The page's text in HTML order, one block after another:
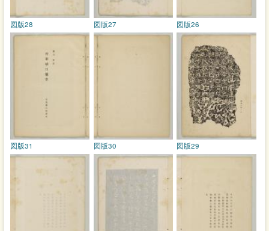
図版26
図版27
図版28
図版29
図版30
図版31